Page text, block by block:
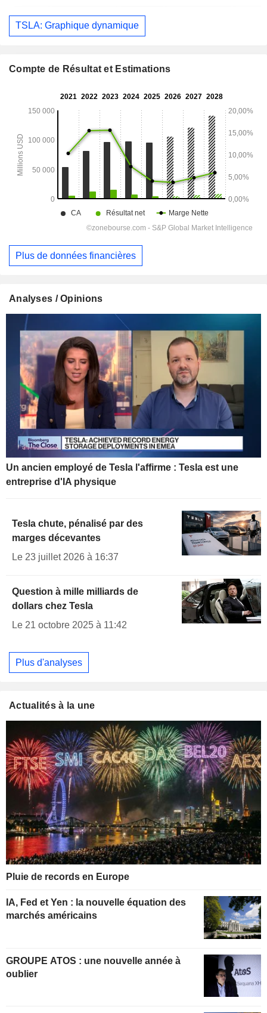
TSLA: Graphique dynamique
Compte de Résultat et Estimations
Plus de données financières
Analyses / Opinions
Un ancien employé de Tesla l'affirme : Tesla est une
entreprise d'IA physique
Tesla chute, pénalisé par des
marges décevantes
Le 23 juillet 2026 à 16:37
Question à mille milliards de
dollars chez Tesla
Le 21 octobre 2025 à 11:42
Plus d'analyses
Actualités à la une
Pluie de records en Europe
IA, Fed et Yen : la nouvelle équation des
marchés américains
GROUPE ATOS : une nouvelle année à
oublier